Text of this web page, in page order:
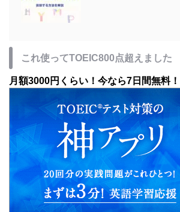
これ使ってTOEIC800点超えました
月額3000円くらい！今なら7日間無料！